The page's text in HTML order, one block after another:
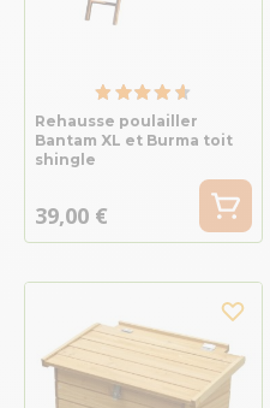
Rehausse poulailler
Bantam XL et Burma toit
shingle
39,00 €